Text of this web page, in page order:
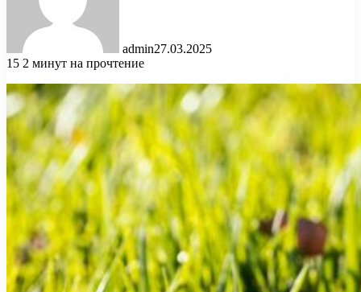
admin27.03.2025
15 2 минут на прочтение